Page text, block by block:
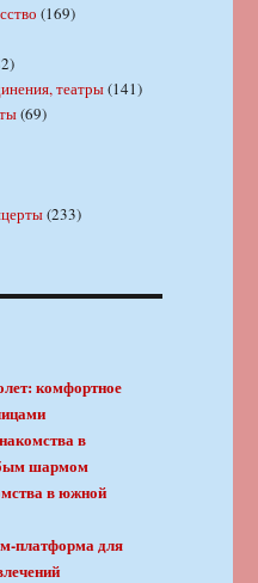
(169)
театры(141)
(69)
(233)
комфортное
в
шармом
в южной
платформа для